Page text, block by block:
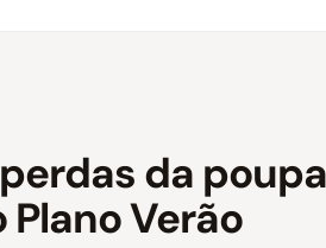
da
Verão